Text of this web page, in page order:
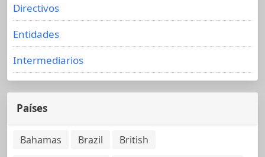
Directivos
Entidades
Intermediarios
Países
Bahamas Brazil
British